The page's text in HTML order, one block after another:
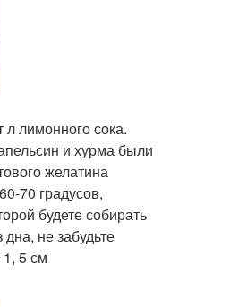
лимонного сока.
и хурма были
желатина
70 градусов,
будете собирать
не забудьте
5 см